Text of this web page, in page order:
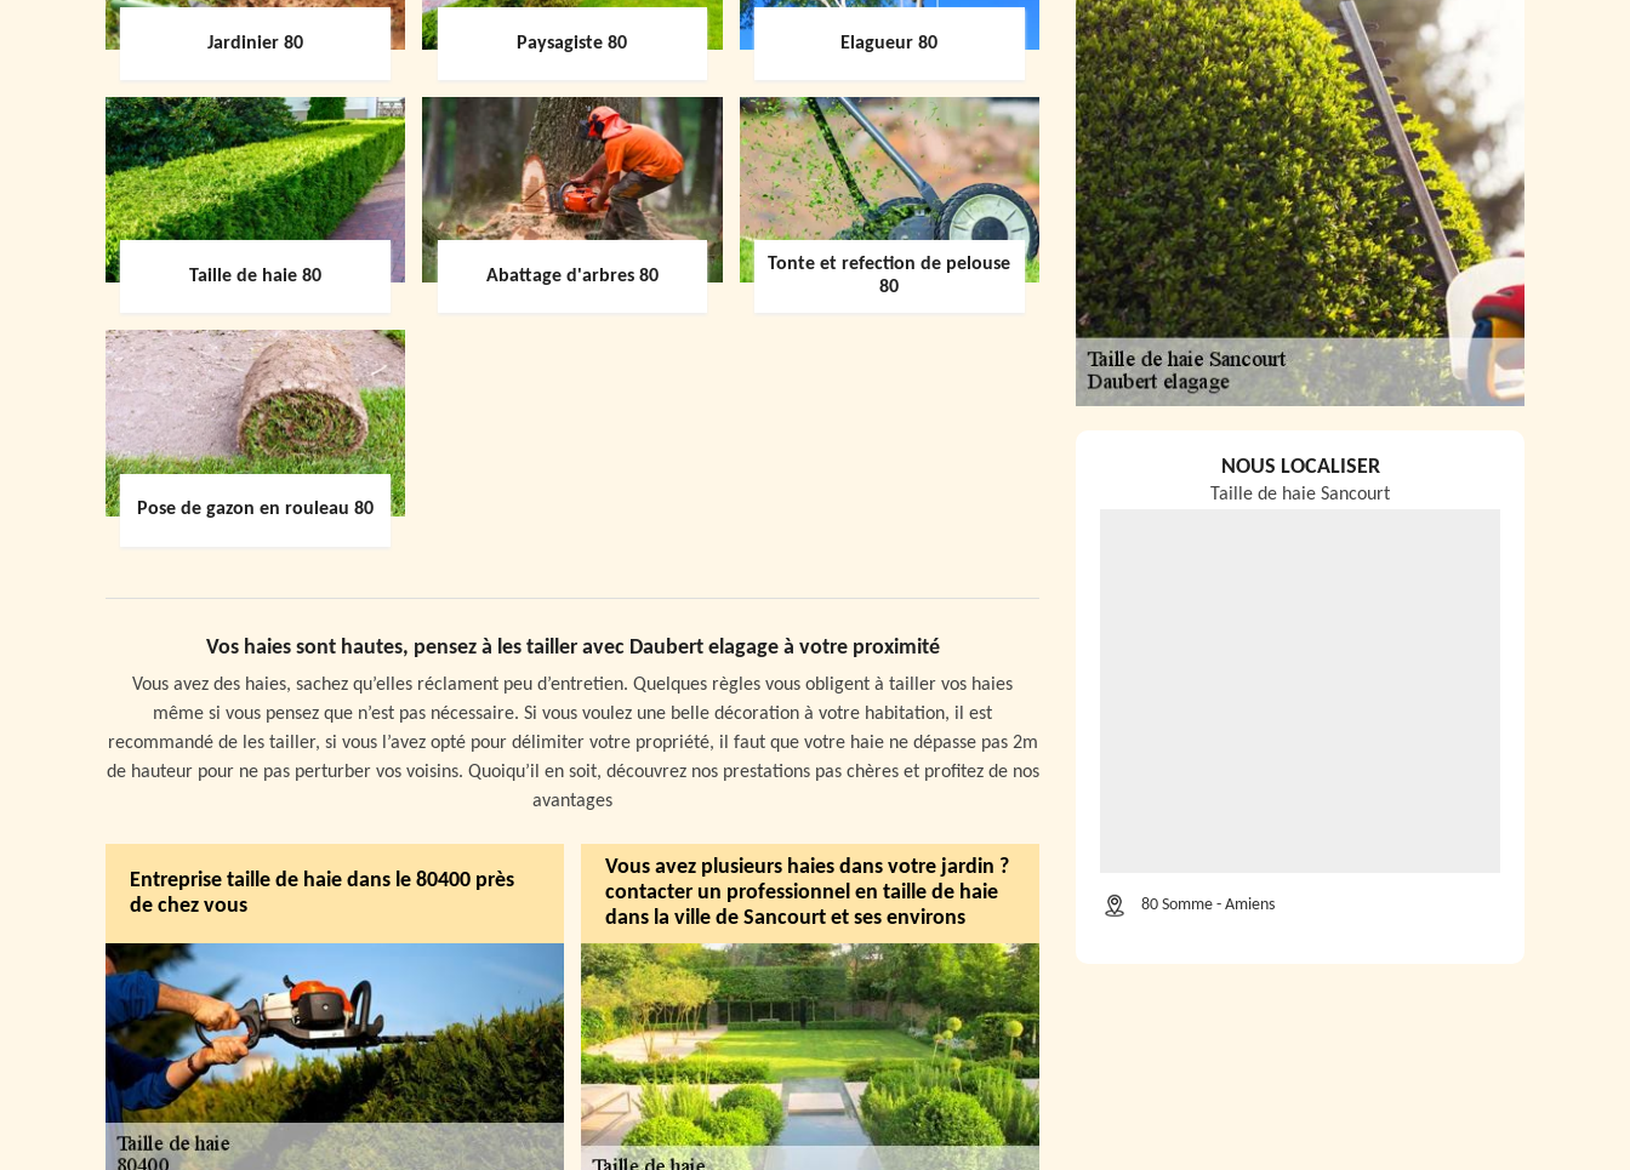
Jardinier 80 Paysagiste 80 Elagueur 80
Taille de haie 80 Abattage d'arbres 80
Tonte et refection de pelouse
80
Pose de gazon en rouleau 80
Vos haies sont hautes, pensez à les tailler avec Daubert elagage à votre proximité
Vous avez des haies, sachez qu’elles réclament peu d’entretien. Quelques règles vous obligent à tailler vos haies
même si vous pensez que n’est pas nécessaire. Si vous voulez une belle décoration à votre habitation, il est
recommandé de les tailler, si vous l’avez opté pour délimiter votre propriété, il faut que votre haie ne dépasse pas 2m
de hauteur pour ne pas perturber vos voisins. Quoiqu’il en soit, découvrez nos prestations pas chères et profitez de nos
avantages
Entreprise taille de haie dans le 80400 près
de chez vous
Vous avez plusieurs haies dans votre jardin ?
contacter un professionnel en taille de haie
dans la ville de Sancourt et ses environs
NOUS LOCALISER
Taille de haie Sancourt
80 Somme - Amiens